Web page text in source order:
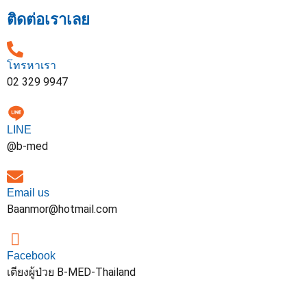
ติดต่อเราเลย
โทรหาเรา
02 329 9947
LINE
@b-med
Email us
Baanmor@hotmail.com
Facebook
เตียงผู้ป่วย B-MED-Thailand